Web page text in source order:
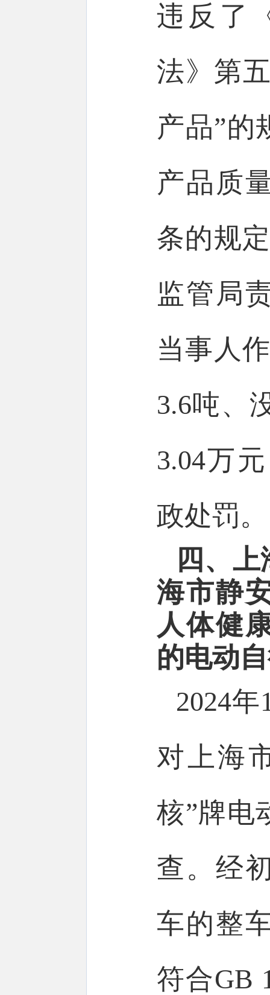
违反了
法》第
产品”的
产品质
条的规
监管局
当事人
3.6吨、
3.04万
政处罚。
四、
海市静
人体健
的电动
2024
对上海
核”牌电
查。经
车的整
符合GB